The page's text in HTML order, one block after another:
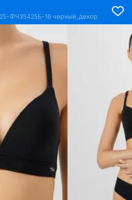
ФЧ35425Б-16 черный_декор